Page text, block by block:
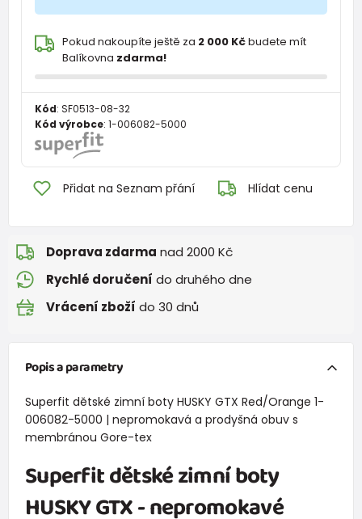
Pokud nakoupíte ještě za 2 000 Kčbudete mít
Balíkovna zdarma!
Kód: SF0513-08-32
Kód výrobce: 1-006082-5000
Přidat na Seznam přání Hlídat cenu
Doprava zdarma nad 2000 Kč
Rychlé doručení do druhého dne
Vrácení zboží do 30 dnů
Popis a parametry
Superfit dětské zimní boty HUSKY GTX Red/Orange 1-
006082-5000 | nepromokavá a prodyšná obuv s
membránou Gore-tex
Superfit dětské zimní boty
HUSKY GTX- nepromokavé